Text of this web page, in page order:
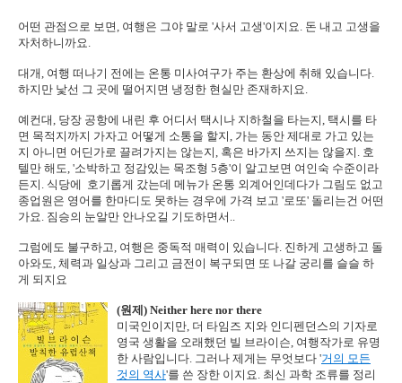
어떤 관점으로 보면, 여행은 그야 말로 '사서 고생'이지요. 돈 내고 고생을
자처하니까요.
대개, 여행 떠나기 전에는 온통 미사여구가 주는 환상에 취해 있습니다.
하지만 낯선 그 곳에 떨어지면 냉정한 현실만 존재하지요.
예컨대, 당장 공항에 내린 후 어디서 택시나 지하철을 타는지, 택시를 타
면 목적지까지 가자고 어떻게 소통을 할지, 가는 동안 제대로 가고 있는
지 아니면 어딘가로 끌려가지는 않는지, 혹은 바가지 쓰지는 않을지. 호
텔만 해도, '소박하고 정감있는 목조형 5층'이 알고보면 여인숙 수준이라
든지. 식당에 호기롭게 갔는데 메뉴가 온통 외계어인데다가 그림도 없고
종업원은 영어를 한마디도 못하는 경우에 가격 보고 '로또' 돌리는건 어떤
가요. 짐승의 눈알만 안나오길 기도하면서..
그럼에도 불구하고, 여행은 중독적 매력이 있습니다. 진하게 고생하고 돌
아와도, 체력과 일상과 그리고 금전이 복구되면 또 나갈 궁리를 슬슬 하
게 되지요
(원제) Neither here nor there
미국인이지만, 더 타임즈 지와 인디펜던스의 기자로
영국 생활을 오래했던 빌 브라이슨, 여행작가로 유명
한 사람입니다. 그러나 제게는 무엇보다 '거의 모든
것의 역사'를 쓴 장한 이지요. 최신 과학 조류를 정리